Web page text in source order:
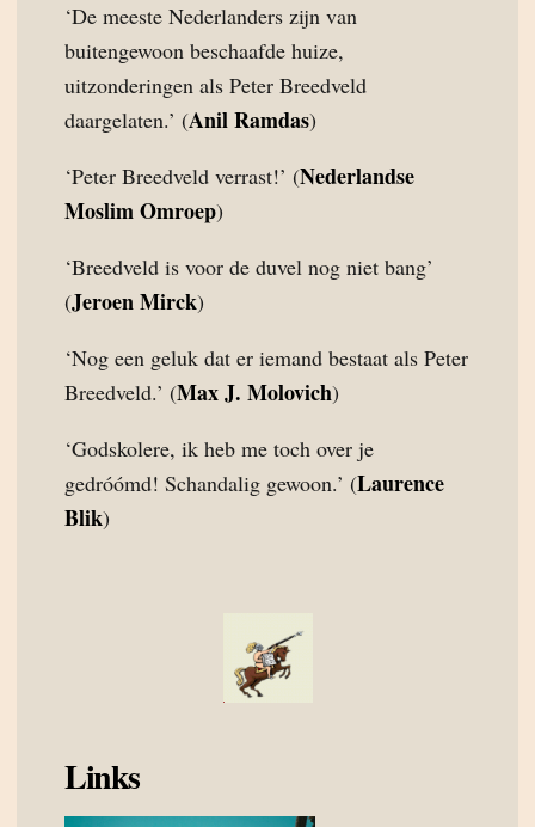
‘De meeste Nederlanders zijn van
buitengewoon beschaafde huize,
uitzonderingen als Peter Breedveld
daargelaten.’ (Anil Ramdas)
‘Peter Breedveld verrast!’ (Nederlandse
Moslim Omroep)
‘Breedveld is voor de duvel nog niet bang’
(Jeroen Mirck)
‘Nog een geluk dat er iemand bestaat als Peter
Breedveld.’ (Max J. Molovich)
‘Godskolere, ik heb me toch over je
gedróómd! Schandalig gewoon.’ (Laurence
Blik)
Links